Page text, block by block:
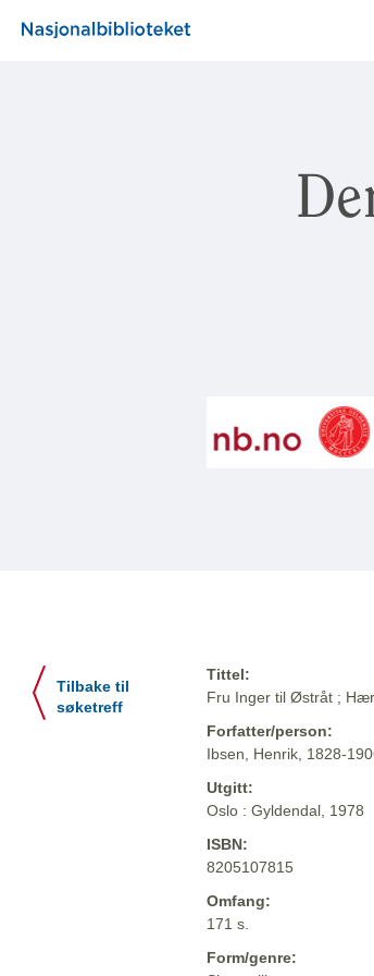
Tilbake til
søketreff
Tittel:
Fru Inger til Østråt ;
Forfatter/person:
Ibsen, Henrik, 1828-
Utgitt:
Oslo : Gyldendal, 1978
ISBN:
8205107815
Omfang:
171 s.
Form/genre: